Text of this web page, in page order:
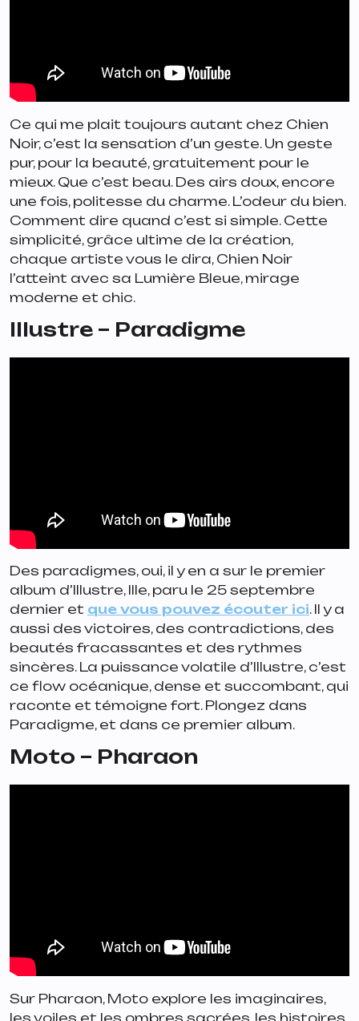
Ce qui me plait toujours autant chez Chien
Noir, c’est la sensation d’un geste. Un geste
pur, pour la beauté, gratuitement pour le
mieux. Que c’est beau. Des airs doux, encore
une fois, politesse du charme. L’odeur du bien.
Comment dire quand c’est si simple. Cette
simplicité, grâce ultime de la création,
chaque artiste vous le dira, Chien Noir
l’atteint avec sa Lumière Bleue, mirage
moderne et chic.
Illustre – Paradigme
Des paradigmes, oui, il y en a sur le premier
album d’Illustre, Ille, paru le 25 septembre
dernier et que vous pouvez écouter ici. Il y a
aussi des victoires, des contradictions, des
beautés fracassantes et des rythmes
sincères. La puissance volatile d’Illustre, c’est
ce flow océanique, dense et succombant, qui
raconte et témoigne fort. Plongez dans
Paradigme, et dans ce premier album.
Moto – Pharaon
Sur Pharaon, Moto explore les imaginaires,
les voiles et les ombres sacrées, les histoires,